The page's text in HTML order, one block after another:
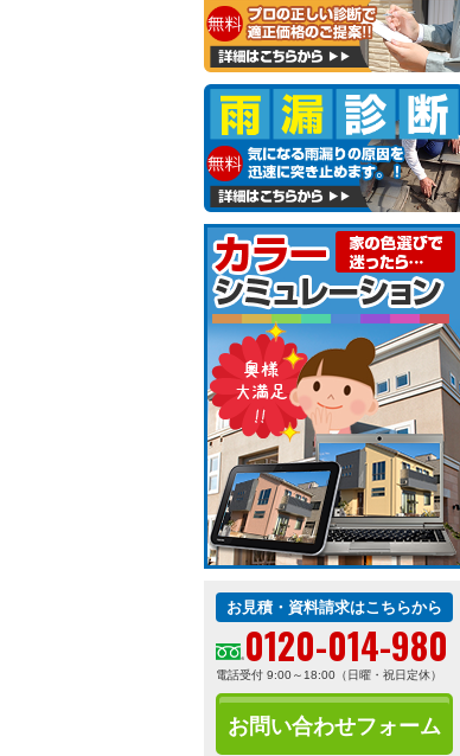
お見積・資料請求はこちらから
0120-014-980
電話受付 9:00～18:00（日曜・祝日定休）
お問い合わせフォーム